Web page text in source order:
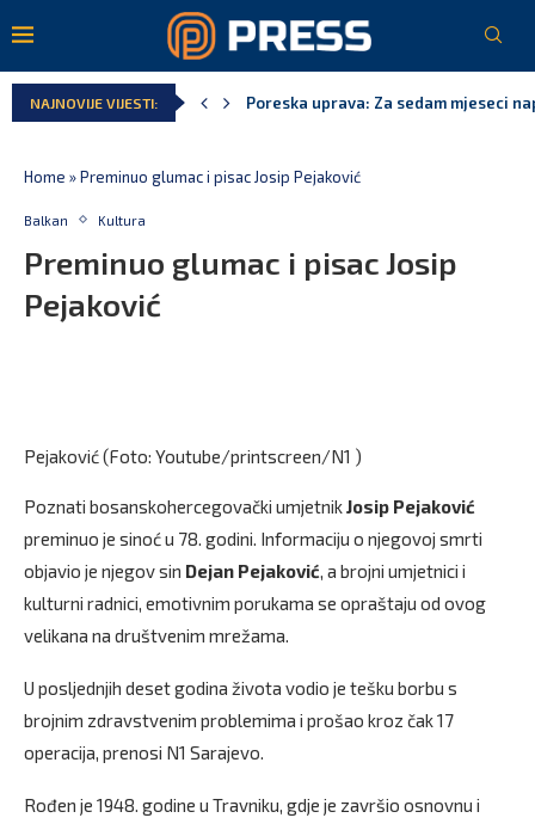
NAJNOVIJE VIJESTI:
Poreska uprava: Za sedam mjeseci
Home »Preminuo glumac i pisac Josip Pejaković
Balkan Kultura
Preminuo glumac i pisac Josip
Pejaković
Pejaković (Foto: Youtube/printscreen/N1 )
Poznati bosanskohercegovački umjetnikJosip Pejaković
preminuo je sinoć u 78. godini. Informaciju o njegovoj smrti
objavio je njegov sin Dejan Pejaković, a brojni umjetnici i
kulturni radnici, emotivnim porukama se opraštaju od ovog
velikana na društvenim mrežama.
U posljednjih deset godina života vodio je tešku borbu s
brojnim zdravstvenim problemima i prošao kroz čak 17
operacija, prenosi N1 Sarajevo.
Rođen je 1948. godine u Travniku, gdje je završio osnovnu i